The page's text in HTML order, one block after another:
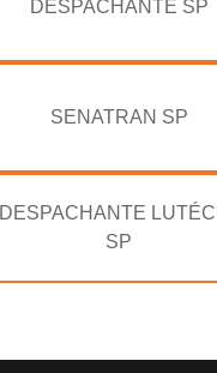
DESPACHANTE SP
SENATRAN SP
DESPACHANTE
SP